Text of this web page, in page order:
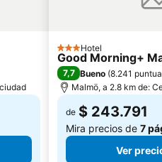
3 Estrellas
Hotel
Good Morning+
7,7 Bueno (8.241
Malmö, a 2.8 km de:
de $ 243.791
Mira precios de 7
Ver